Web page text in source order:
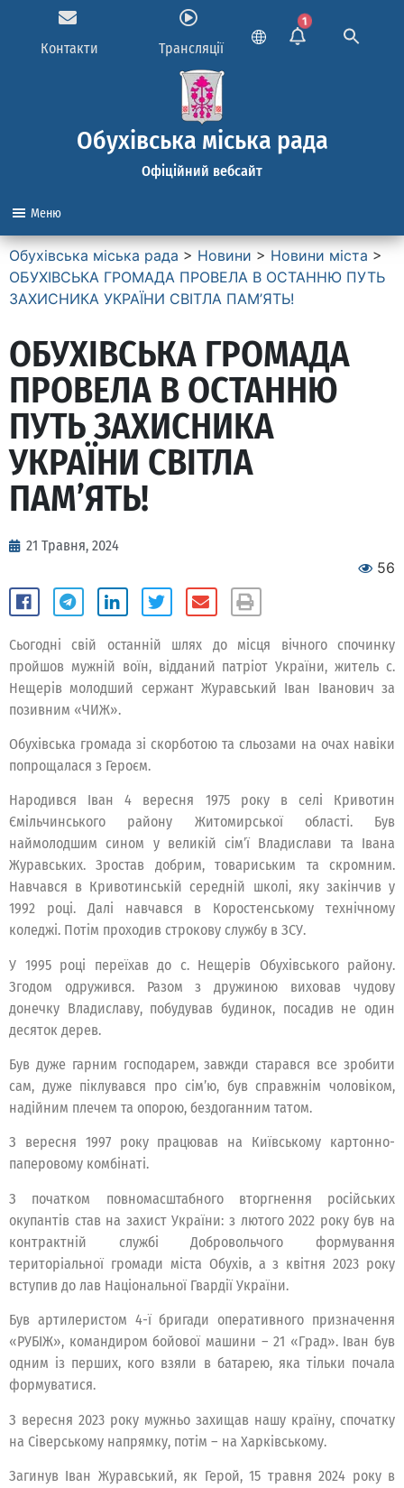
Контакти Трансляції
1
Обухівська міська рада
Офіційний вебсайт
Меню
Обухівська міська рада > Новини > Новини міста >
ОБУХІВСЬКА ГРОМАДА ПРОВЕЛА В ОСТАННЮ ПУТЬ
ЗАХИСНИКА УКРАЇНИ СВІТЛА ПАМ’ЯТЬ!
ОБУХІВСЬКА ГРОМАДА
ПРОВЕЛА В ОСТАННЮ
ПУТЬ ЗАХИСНИКА
УКРАЇНИ СВІТЛА
ПАМ’ЯТЬ!
21 Травня, 2024
56
Сьогодні свій останній шлях до місця вічного спочинку
пройшов мужній воїн, відданий патріот України, житель с.
Нещерів молодший сержант Журавський Іван Іванович за
позивним «ЧИЖ».
Обухівська громада зі скорботою та сльозами на очах навіки
попрощалася з Героєм.
Народився Іван 4 вересня 1975 року в селі Кривотин
Ємільчинського району Житомирської області. Був
наймолодшим сином у великій сім’ї Владислави та Івана
Журавських. Зростав добрим, товариським та скромним.
Навчався в Кривотинській середній школі, яку закінчив у
1992 році. Далі навчався в Коростенському технічному
коледжі. Потім проходив строкову службу в ЗСУ.
У 1995 році переїхав до с. Нещерів Обухівського району.
Згодом одружився. Разом з дружиною виховав чудову
донечку Владиславу, побудував будинок, посадив не один
десяток дерев.
Був дуже гарним господарем, завжди старався все зробити
сам, дуже піклувався про сім’ю, був справжнім чоловіком,
надійним плечем та опорою, бездоганним татом.
З вересня 1997 року працював на Київському картонно-
паперовому комбінаті.
З початком повномасштабного вторгнення російських
окупантів став на захист України: з лютого 2022 року був на
контрактній службі Добровольчого формування
територіальної громади міста Обухів, а з квітня 2023 року
вступив до лав Національної Гвардії України.
Був артилеристом 4-ї бригади оперативного призначення
«РУБІЖ», командиром бойової машини – 21 «Град». Іван був
одним із перших, кого взяли в батарею, яка тільки почала
формуватися.
З вересня 2023 року мужньо захищав нашу країну, спочатку
на Сіверському напрямку, потім – на Харківському.
Загинув Іван Журавський, як Герой, 15 травня 2024 року в